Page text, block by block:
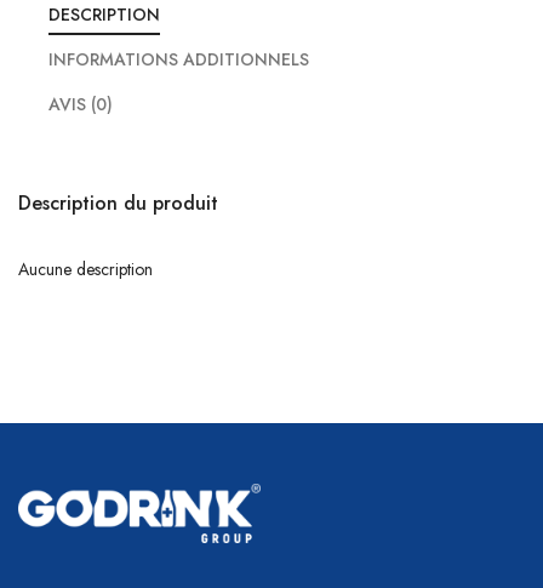
DESCRIPTION
INFORMATIONS ADDITIONNELS
AVIS (0)
Description du produit
Aucune description